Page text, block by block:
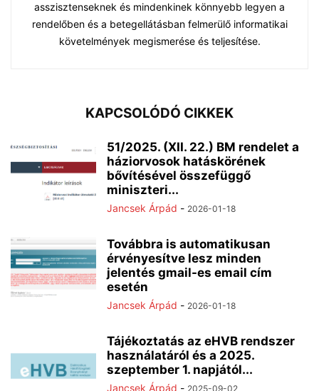
asszisztenseknek és mindenkinek könnyebb legyen a
rendelőben és a betegellátásban felmerülő informatikai
követelmények megismerése és teljesítése.
KAPCSOLÓDÓ CIKKEK
51/2025. (XII. 22.) BM rendelet a
háziorvosok hatáskörének
bővítésével összefüggő
miniszteri...
Jancsek Árpád - 2026-01-18
Továbbra is automatikusan
érvényesítve lesz minden
jelentés gmail-es email cím
esetén
Jancsek Árpád - 2026-01-18
Tájékoztatás az eHVB rendszer
használatáról és a 2025.
szeptember 1. napjától...
Jancsek Árpád - 2025-09-02